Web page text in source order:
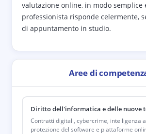
valutazione online, in modo semplice
professionista risponde celermente,
di appuntamento in studio.
Aree di
Diritto dell'informatica e delle nuove
Contratti digitali, cybercrime, intelligenza
protezione del software e piattaforme